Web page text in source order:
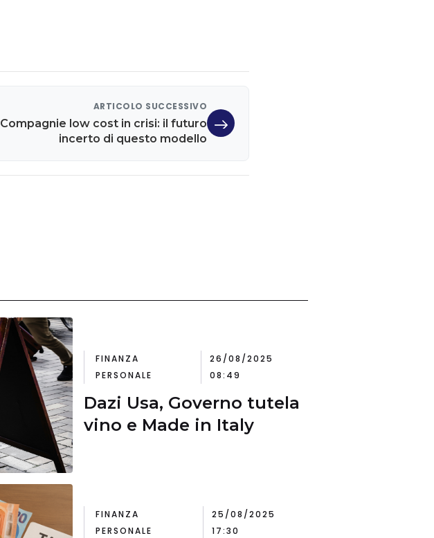
ARTICOLO SUCCESSIVO
Compagnie low cost in crisi: il futuro
incerto di questo modello
FINANZA
PERSONALE
26/08/2025
08:49
Dazi Usa, Governo tutela
vino e Made in Italy
FINANZA
PERSONALE
25/08/2025
17:30